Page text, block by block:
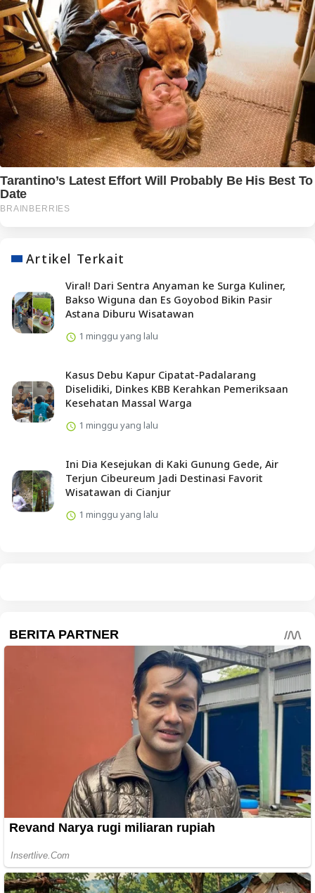
Artikel Terkait
Viral! Dari Sentra Anyaman ke Surga Kuliner,
Bakso Wiguna dan Es Goyobod Bikin Pasir
Astana Diburu Wisatawan
1 minggu yang lalu
Kasus Debu Kapur Cipatat-Padalarang
Diselidiki, Dinkes KBB Kerahkan Pemeriksaan
Kesehatan Massal Warga
1 minggu yang lalu
Ini Dia Kesejukan di Kaki Gunung Gede, Air
Terjun Cibeureum Jadi Destinasi Favorit
Wisatawan di Cianjur
1 minggu yang lalu